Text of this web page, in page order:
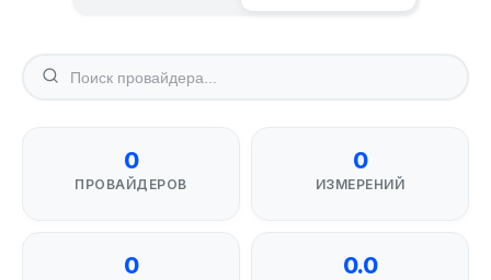
0
ПРОВАЙДЕРОВ
0
ИЗМЕРЕНИЙ
0 0.0